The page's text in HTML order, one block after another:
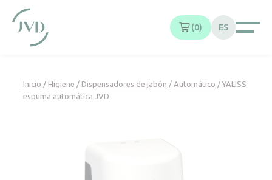
0 ES
Inicio / Higiene / Dispensadores de jabón / Automático / YALISS
espuma automática JVD
Panel de gestión de cookies